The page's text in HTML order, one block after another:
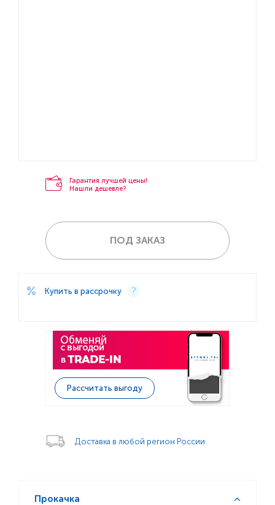
Гарантия лучшей цены!
Нашли дешевле?
ПОД ЗАКАЗ
Купить в рассрочку
Рассчитать выгоду
Доставка в любой регион России
Прокачка